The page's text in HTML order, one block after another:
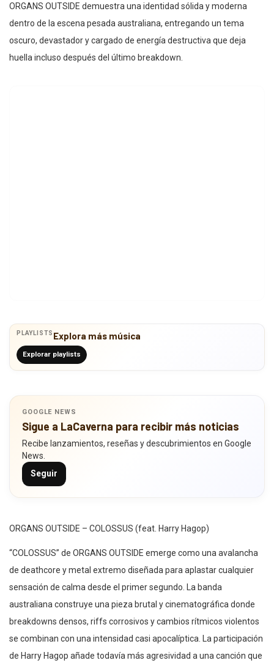
ORGANS OUTSIDE demuestra una identidad sólida y moderna
dentro de la escena pesada australiana, entregando un tema
oscuro, devastador y cargado de energía destructiva que deja
huella incluso después del último breakdown.
PLAYLISTS Explora más música
Explorar playlists
GOOGLE NEWS
Sigue a LaCaverna para recibir más noticias
Recibe lanzamientos, reseñas y descubrimientos en Google
News.
Seguir
ORGANS OUTSIDE – COLOSSUS (feat. Harry Hagop)
“COLOSSUS” de ORGANS OUTSIDE emerge como una avalancha
de deathcore y metal extremo diseñada para aplastar cualquier
sensación de calma desde el primer segundo. La banda
australiana construye una pieza brutal y cinematográfica donde
breakdowns densos, riffs corrosivos y cambios rítmicos violentos
se combinan con una intensidad casi apocalíptica. La participación
de Harry Hagop añade todavía más agresividad a una canción que